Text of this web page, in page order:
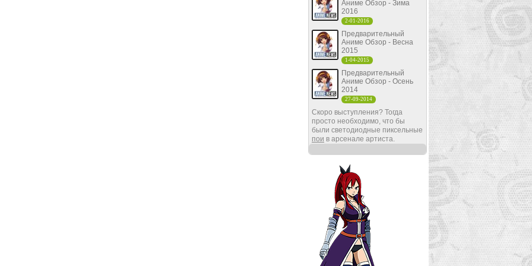
Аниме Обзор - Зима
2016
2-01-2016
Предварительный
Аниме Обзор - Весна
2015
1-04-2015
Предварительный
Аниме Обзор - Осень
2014
27-09-2014
Скоро выступления? Тогда
просто необходимо, что бы
были светодиодные пиксельные
пои в арсенале артиста.